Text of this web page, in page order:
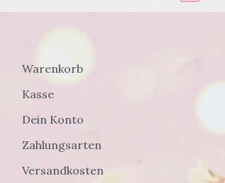
Warenkorb
Kasse
Dein Konto
Zahlungsarten
Versandkosten